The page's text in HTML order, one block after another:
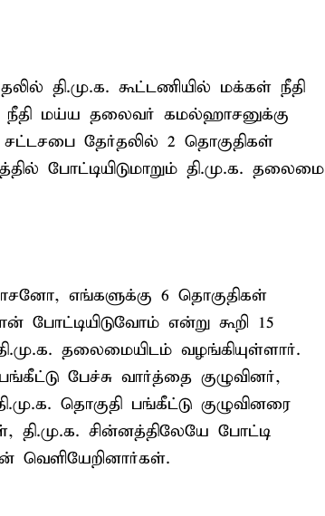
தி.மு.க. கூட்டணியில் மக்கள் நீதி
மய்ய தலைவர் கமல்ஹாசனுக்கு
தேர்தலில் 2 தொகுதிகள்
போட்டியிடுமாறும் தி.மு.க. தலைமை
எங்களுக்கு 6 தொகுதிகள்
என்று கூறி 15
தலைமையிடம் வழங்கியுள்ளார்.
பேச்சு வார்த்தை குழுவினர்,
தொகுதி பங்கீட்டு குழுவினரை
தி.மு.க. சின்னத்திலேயே போட்டி
வெளியேறினார்கள்.